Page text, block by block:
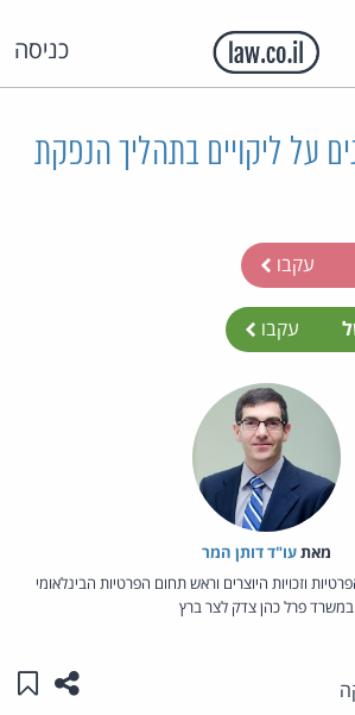
כניסה
על ליקויים בתהליך הנפקת
עקבו
עקבו
מאת‏עו"ד דותן המר
וזכויות היוצרים וראש תחום הפרטיות הבינלאומי
במשרד פרל כהן צדק לצר ברץ
שתפו